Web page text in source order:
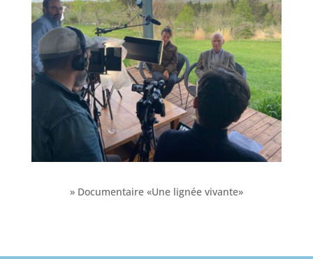
» Documentaire «Une lignée vivante»